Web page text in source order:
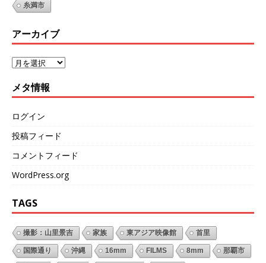
糸満市
アーカイブ
メタ情報
ログイン
投稿フィード
コメントフィード
WordPress.org
TAGS
撮影：山里景吉 家族 東アジア映像館 首里
国際通り 沖縄 16mm FILMS 8mm 那覇市